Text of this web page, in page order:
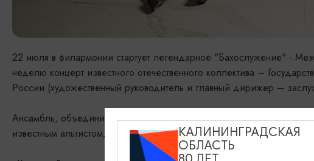
22 июля в филармонии стартует легендарное "Бахослужение" -
неделю концерт известного отечественного коллектива –
России (художественный руководитель и главный дирижер –
Ансамбль, объединивший молодых талантливых московских
известным альтистом, скрипачом Рудольфом Баршаем.
КАЛИНИНГРАДСКАЯ
ОБЛАСТЬ